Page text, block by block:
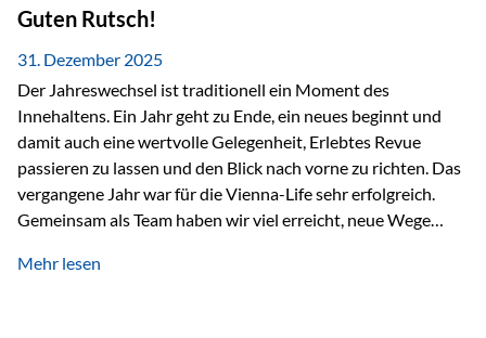
gemeinsam zu diskutieren. Persönlich für Sie vor Ort An
beiden Kongresstagen stehen Ihnen Maximilian
Fichtenbauer, Dirk…
Guten Rutsch!
31. Dezember 2025
Der Jahreswechsel ist traditionell ein Moment des
Innehaltens. Ein Jahr geht zu Ende, ein neues beginnt und
damit auch eine wertvolle Gelegenheit, Erlebtes Revue
passieren zu lassen und den Blick nach vorne zu richten. Das
vergangene Jahr war für die Vienna-Life sehr erfolgreich.
Gemeinsam als Team haben wir viel erreicht, neue Wege
Veranstaltungen wie der Schnifisschnauf, aber auch unsere
Mehr lesen